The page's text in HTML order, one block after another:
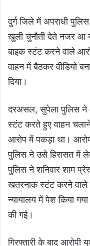
दुर्ग जिले में अपराधी
खुली चुनौती देते नजर आ
बाइक स्टंट करने वाले
वाहन में बैठकर वीडियो
दिया।
दरअसल, सुपेला पुलिस ने
स्टंट करते हुए वाहन
आरोप में पकड़ा था।
पुलिस ने उसे हिरासत में
पुलिस ने शनिवार शाम
खतरनाक स्टंट करने वाले
न्यायालय में पेश किया
की गई।
गिरफ्तारी के बाद